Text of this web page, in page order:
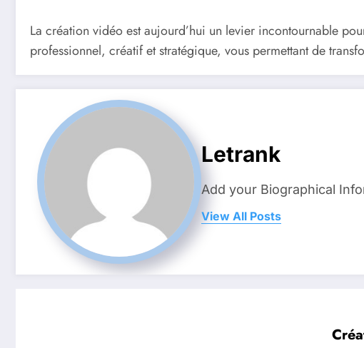
La création vidéo est aujourd’hui un levier incontournable
professionnel, créatif et stratégique, vous permettant de
Letrank
Add your Biographical
View All Posts